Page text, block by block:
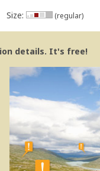
favor recolha-o a fim
Size: (regular)
details. It's free!